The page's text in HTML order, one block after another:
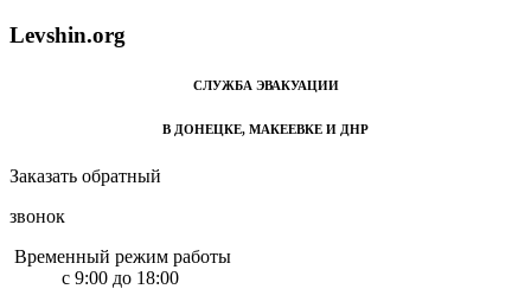
Levshin.org
СЛУЖБА ЭВАКУАЦИИ
В ДОНЕЦКЕ, МАКЕЕВКЕ И ДНР
Заказать обратный
звонок
Временный режим работы
с 9:00 до 18:00